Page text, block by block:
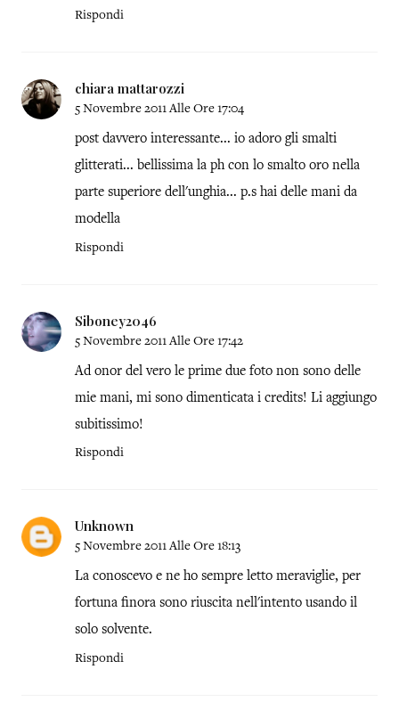
Rispondi
chiara mattarozzi
5 Novembre 2011 Alle Ore 17:04
post davvero interessante... io adoro gli smalti
glitterati... bellissima la ph con lo smalto oro nella
parte superiore dell'unghia... p.s hai delle mani da
modella
Rispondi
Siboney2046
5 Novembre 2011 Alle Ore 17:42
Ad onor del vero le prime due foto non sono delle
mie mani, mi sono dimenticata i credits! Li aggiungo
subitissimo!
Rispondi
Unknown
5 Novembre 2011 Alle Ore 18:13
La conoscevo e ne ho sempre letto meraviglie, per
fortuna finora sono riuscita nell'intento usando il
solo solvente.
Rispondi